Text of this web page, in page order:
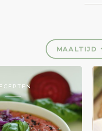
MAALTIJD